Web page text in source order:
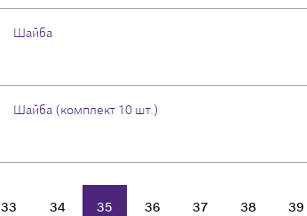
Шайба
Шайба (комплект 10 шт.)
33 34 35 36 37 38 39